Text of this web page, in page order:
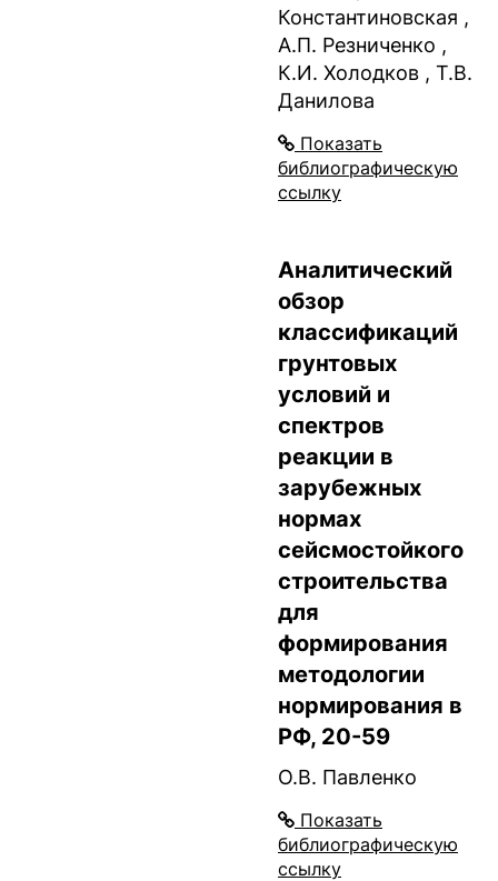
Константиновская ,
А.П. Резниченко ,
К.И. Холодков , Т.В.
Данилова
Показать
библиографическую
ссылку
Аналитический
обзор
классификаций
грунтовых
условий и
спектров
реакции в
зарубежных
нормах
сейсмостойкого
строительства
для
формирования
методологии
нормирования в
РФ, 20-59
О.В. Павленко
Показать
библиографическую
ссылку